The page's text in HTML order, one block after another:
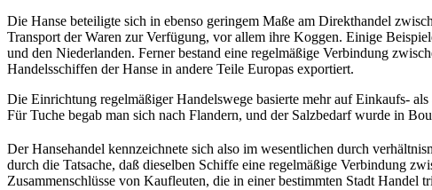
Die Hanse beteiligte sich in ebenso geringem Maße am Direkthandel
Transport der Waren zur Verfügung, vor allem ihre Koggen. Einige
und den Niederlanden. Ferner bestand eine regelmäßige Verbindung
Handelsschiffen der Hanse in andere Teile Europas exportiert.
Die Einrichtung regelmäßiger Handelswege basierte mehr auf Einkaufs-
Für Tuche begab man sich nach Flandern, und der Salzbedarf wurde in
Der Hansehandel kennzeichnete sich also im wesentlichen durch
durch die Tatsache, daß dieselben Schiffe eine regelmäßige Verbindung
Zusammenschlüsse von Kaufleuten, die in einer bestimmten Stadt Handel